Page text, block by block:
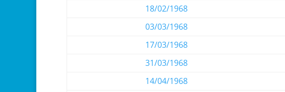
18/02/1968
03/03/1968
17/03/1968
31/03/1968
14/04/1968